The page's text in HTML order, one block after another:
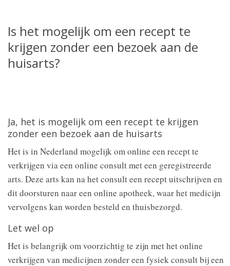
Is het mogelijk om een recept te
krijgen zonder een bezoek aan de
huisarts?
Ja, het is mogelijk om een recept te krijgen
zonder een bezoek aan de huisarts
Het is in Nederland mogelijk om online een recept te
verkrijgen via een online consult met een geregistreerde
arts. Deze arts kan na het consult een recept uitschrijven en
dit doorsturen naar een online apotheek, waar het medicijn
vervolgens kan worden besteld en thuisbezorgd.
Let wel op
Het is belangrijk om voorzichtig te zijn met het online
verkrijgen van medicijnen zonder een fysiek consult bij een